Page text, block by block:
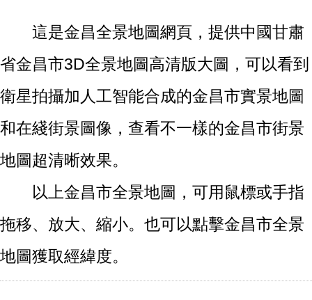
這是金昌全景地圖網頁，提供中國甘肅
省金昌市3D全景地圖高清版大圖，可以看到
衛星拍攝加人工智能合成的金昌市實景地圖
和在綫街景圖像，查看不一樣的金昌市街景
地圖超清晰效果。
以上金昌市全景地圖，可用鼠標或手指
拖移、放大、縮小。也可以點擊金昌市全景
地圖獲取經緯度。